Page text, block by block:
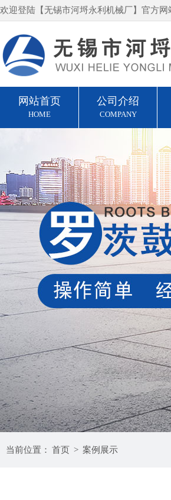
欢迎登陆【无锡市河埒永利机械厂】官方网
网站首页
HOME
公司介绍
COMPANY
当前位置： 首页 > 案例展示